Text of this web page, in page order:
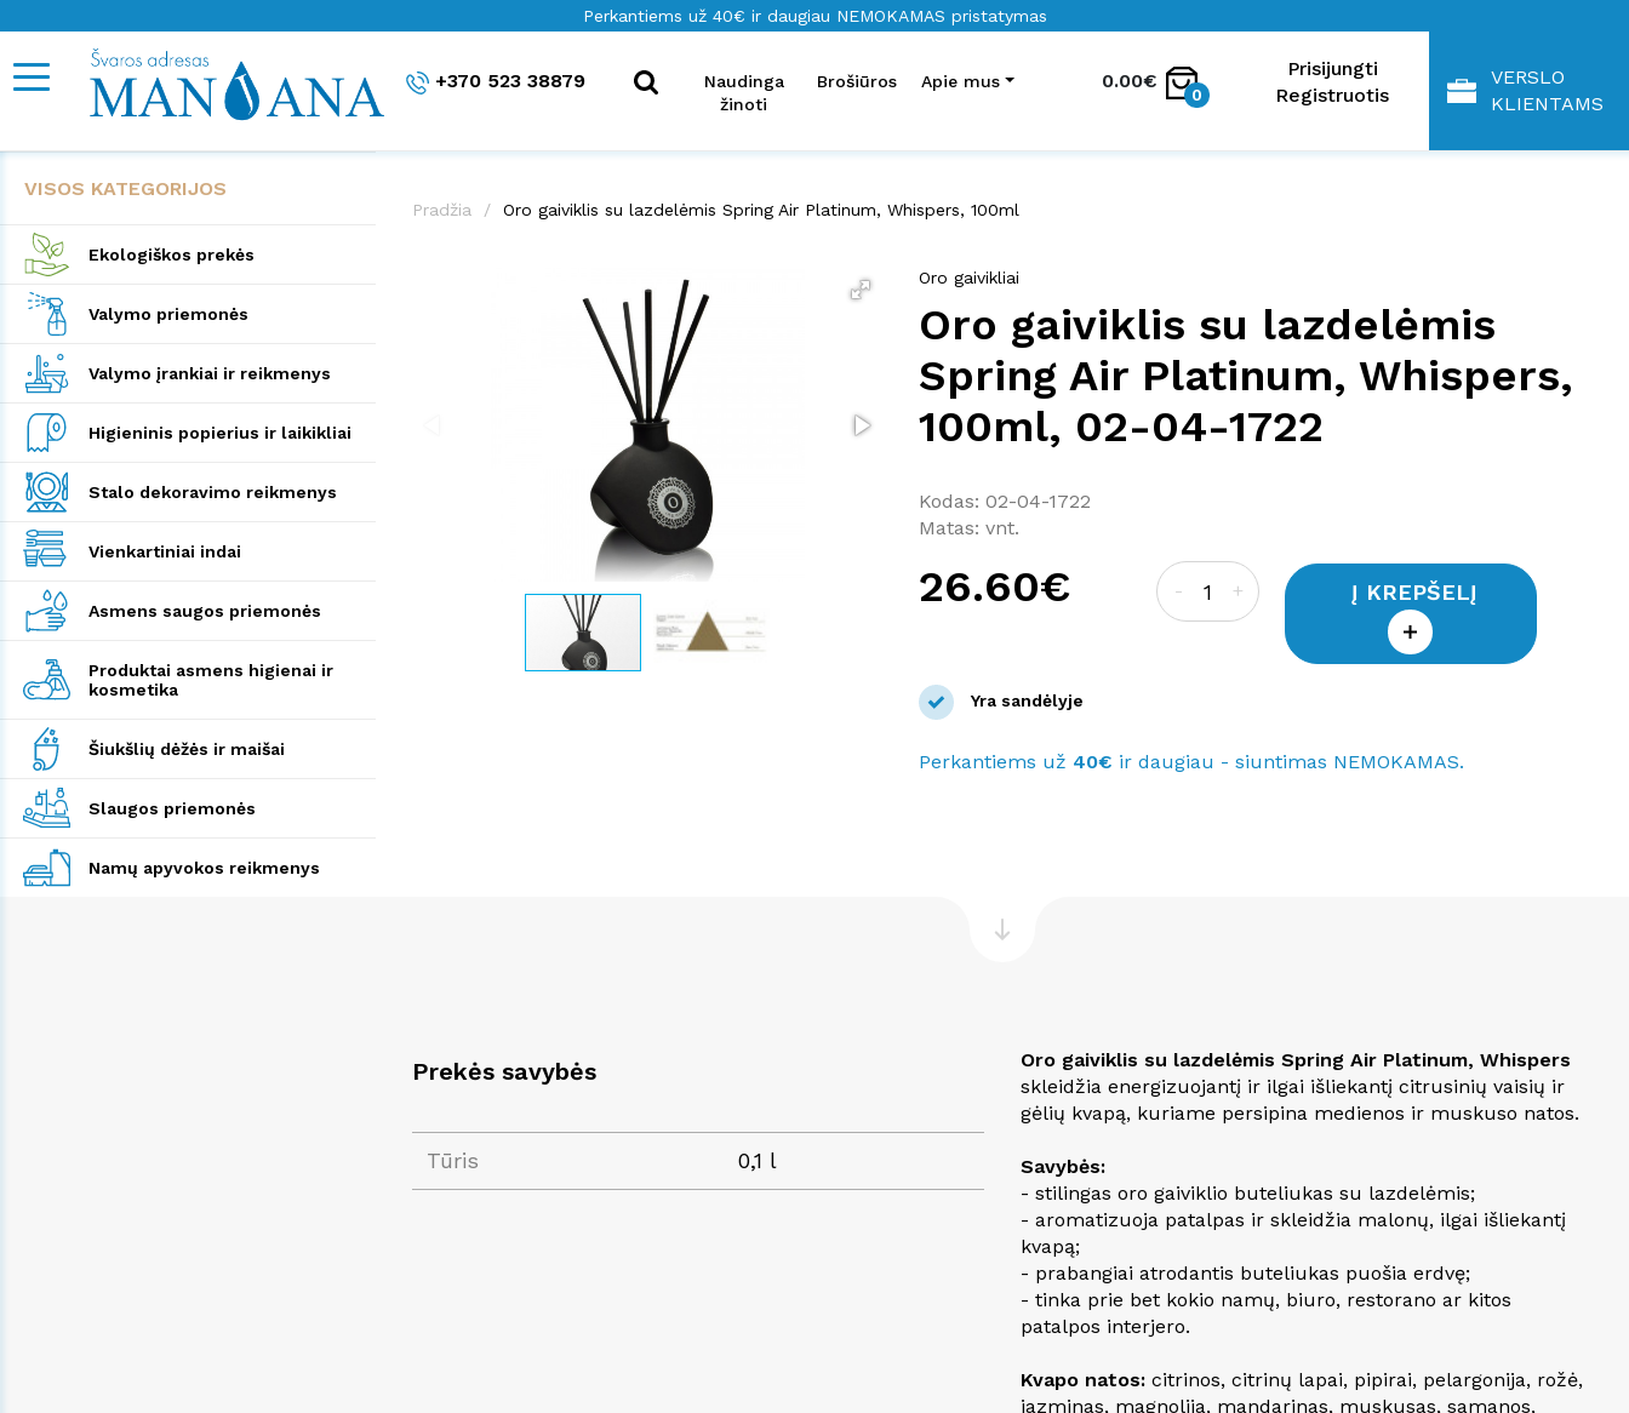
Perkantiems už 40€ ir daugiau NEMOKAMAS pristatymas
+370 523 38879
Naudinga
žinoti
Brošiūros Apie mus 0.00€
0
Prisijungti
Registruotis
VERSLO
KLIENTAMS
VISOS KATEGORIJOS
Ekologiškos prekės
Valymo priemonės
Valymo įrankiai ir reikmenys
Higieninis popierius ir laikikliai
Stalo dekoravimo reikmenys
Vienkartiniai indai
Asmens saugos priemonės
Produktai asmens higienai ir
kosmetika
Šiukšlių dėžės ir maišai
Slaugos priemonės
Namų apyvokos reikmenys
Pradžia Oro gaiviklis su lazdelėmis Spring Air Platinum, Whispers, 100ml
Oro gaivikliai
Oro gaiviklis su lazdelėmis
Spring Air Platinum, Whispers,
100ml, 02-04-1722
Kodas: 02-04-1722
Matas: vnt.
26.60€ - + Į KREPŠELĮ
Yra sandėlyje
Perkantiems už 40€ ir daugiau - siuntimas NEMOKAMAS.
Prekės savybės
Tūris 0,1 l
Oro gaiviklis su lazdelėmis Spring Air Platinum, Whispers
skleidžia energizuojantį ir ilgai išliekantį citrusinių vaisių ir
gėlių kvapą, kuriame persipina medienos ir muskuso natos.
Savybės:
- stilingas oro gaiviklio buteliukas su lazdelėmis;
- aromatizuoja patalpas ir skleidžia malonų, ilgai išliekantį
kvapą;
- prabangiai atrodantis buteliukas puošia erdvę;
- tinka prie bet kokio namų, biuro, restorano ar kitos
patalpos interjero.
Kvapo natos: citrinos, citrinų lapai, pipirai, pelargonija, rožė,
jazminas, magnolija, mandarinas, muskusas, samanos,